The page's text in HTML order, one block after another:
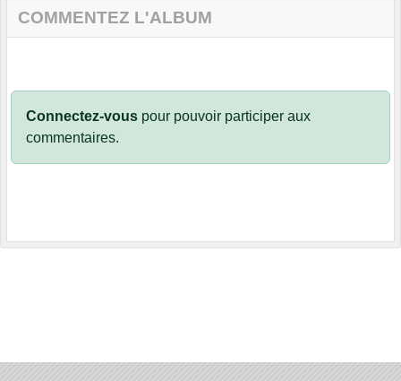
COMMENTEZ L'ALBUM
Connectez-vous pour pouvoir participer aux
commentaires.